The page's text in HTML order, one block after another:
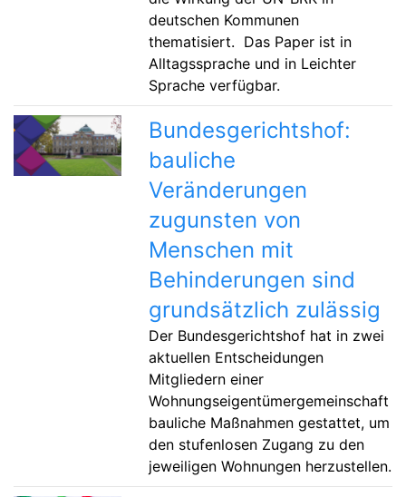
deutschen Kommunen
thematisiert. Das Paper ist in
Alltagssprache und in Leichter
Sprache verfügbar.
Bundesgerichtshof:
bauliche
Veränderungen
zugunsten von
Menschen mit
Behinderungen sind
grundsätzlich zulässig
Der Bundesgerichtshof hat in zwei
aktuellen Entscheidungen
Mitgliedern einer
Wohnungseigentümergemeinschaft
bauliche Maßnahmen gestattet, um
den stufenlosen Zugang zu den
jeweiligen Wohnungen herzustellen.